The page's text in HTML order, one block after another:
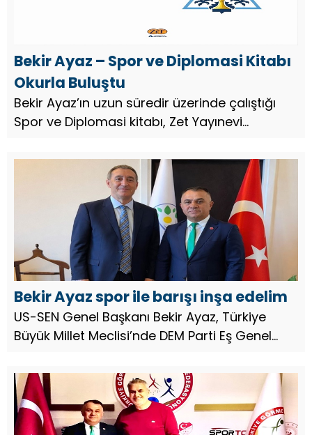
Bekir Ayaz – Spor ve Diplomasi Kitabı
Okurla Buluştu
Bekir Ayaz’ın uzun süredir üzerinde çalıştığı
Spor ve Diplomasi kitabı, Zet Yayınevi
ilişkilerdeki rolünü, güven inşası süreçlerini,
çok aktörlü diplom...
Bekir Ayaz spor ile barışı inşa edelim
US-SEN Genel Başkanı Bekir Ayaz, Türkiye
Büyük Millet Meclisi’nde DEM Parti Eş Genel
Görüşmede, Diyarbakır’da düzenlenmesi
planlanan Barış Kupası ana günde...